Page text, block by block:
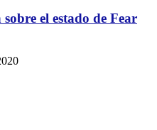
el estado de Fear